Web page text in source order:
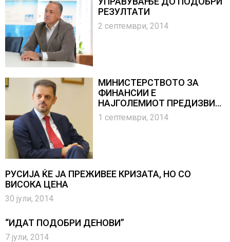
РЕЗУЛТАТИ
2 септември, 2014
МИНИСТЕРСТВОТО ЗА
ФИНАНСИИ Е
НАЈГОЛЕМИОТ ПРЕДИЗВИК
ВО МОЈАТА КАРИЕРА
1 септември, 2014
РУСИЈА ЌЕ ЈА ПРЕЖИВЕЕ КРИЗАТА, НО СО
ВИСОКА ЦЕНА
30 јули, 2014
“ИДАТ ПОДОБРИ ДЕНОВИ”
7 јули, 2014